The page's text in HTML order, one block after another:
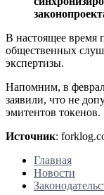
В настоящее время
общественных
экспертизы.
Напомним, в
заявили, что не
эмитентов токенов.
Источник:
Главная
Новости